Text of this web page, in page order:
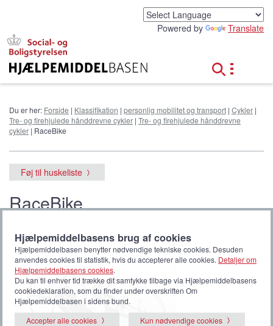
Powered by Translate
Du er her: Forside | Klassifikation | personlig mobilitet og transport | Cykler |
Tre- og firehjulede hånddrevne cykler | Tre- og firehjulede hånddrevne
cykler | RaceBike
Føj til huskeliste
RaceBike
Hjælpemiddelbasens brug af cookies
Hjælpemiddelbasen benytter nødvendige tekniske cookies. Desuden
anvendes cookies til statistik, hvis du accepterer alle cookies. Detaljer om
Hjælpemiddelbasens cookies.
Du kan til enhver tid trække dit samtykke tilbage via Hjælpemiddelbasens
cookiedeklaration, som du finder under overskriften Om
Hjælpemiddelbasen i sidens bund.
Accepter alle cookies
Kun nødvendige cookies